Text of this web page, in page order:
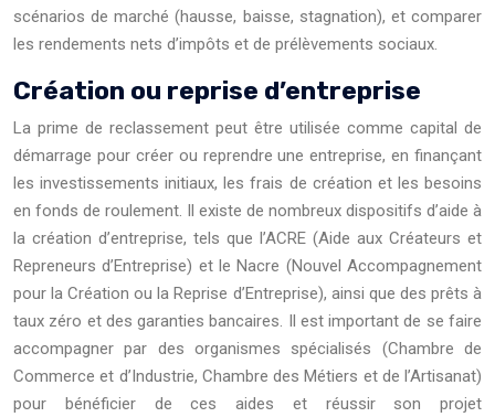
scénarios de marché (hausse, baisse, stagnation), et comparer
les rendements nets d’impôts et de prélèvements sociaux.
Création ou reprise d’entreprise
La prime de reclassement peut être utilisée comme capital de
démarrage pour créer ou reprendre une entreprise, en finançant
les investissements initiaux, les frais de création et les besoins
en fonds de roulement. Il existe de nombreux dispositifs d’aide à
la création d’entreprise, tels que l’ACRE (Aide aux Créateurs et
Repreneurs d’Entreprise) et le Nacre (Nouvel Accompagnement
pour la Création ou la Reprise d’Entreprise), ainsi que des prêts à
taux zéro et des garanties bancaires. Il est important de se faire
accompagner par des organismes spécialisés (Chambre de
Commerce et d’Industrie, Chambre des Métiers et de l’Artisanat)
pour bénéficier de ces aides et réussir son projet